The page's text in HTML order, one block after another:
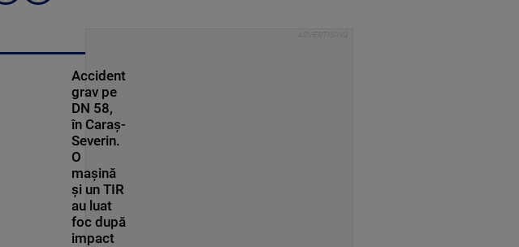
Accident
grav pe
DN 58,
în Caraș-
Severin.
O
mașină
și un TIR
au luat
foc după
impact